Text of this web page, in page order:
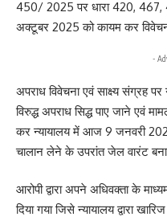
450/ 2025 पर धारा 420, 467,
अक्टूबर 2025 को कायम कर
-
अपराध विवेचना एवं साक्ष्य संग्रह
विरुद्ध अपराध सिद्ध पाए जाने एवं
कर न्यायालय में आज 9 जनवरी 2026
चालान लेने के उपरांत जेल वारंट
आरोपी द्वारा अपने अधिवक्ता के
दिया गया जिसे न्यायालय द्वारा